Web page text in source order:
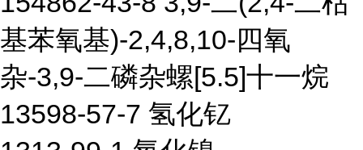
基苯氧基)-2,4,8,10-四氧
杂-3,9-二磷杂螺[5.5]十一烷
13598-57-7 氢化钇